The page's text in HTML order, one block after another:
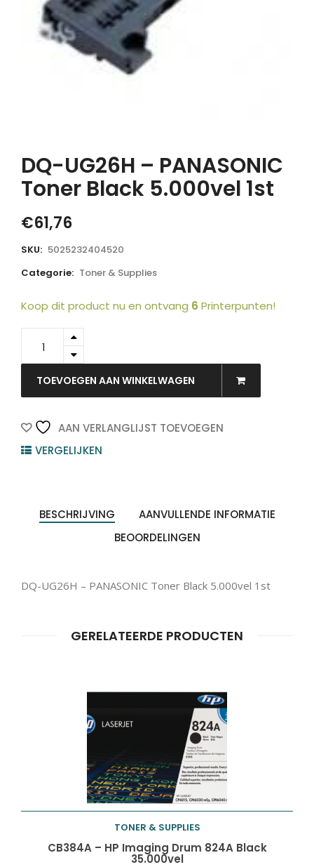
DQ-UG26H – PANASONIC
Toner Black 5.000vel 1st
€61,76
SKU: 5025232404520
Categorie: Toner & Supplies
Koop dit product nu en ontvang 6 Printerpunten!
UG26H
-
PANASONIC
Toner
5.000vel
quantity
TOEVOEGEN AAN WINKELWAGEN
AAN VERLANGLIJST TOEVOEGEN
VERGELIJKEN
BESCHRIJVING
AANVULLENDE INFORMATIE
BEOORDELINGEN
DQ-UG26H – PANASONIC Toner Black 5.000vel 1st
GERELATEERDE PRODUCTEN
Toevoegen aan
TONER & SUPPLIES
CB384A – HP Imaging Drum 824A Black
35.000vel
Producten